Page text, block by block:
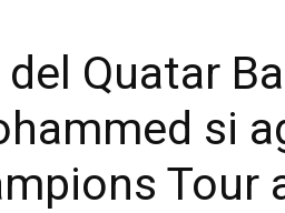
Quatar
si
Tour